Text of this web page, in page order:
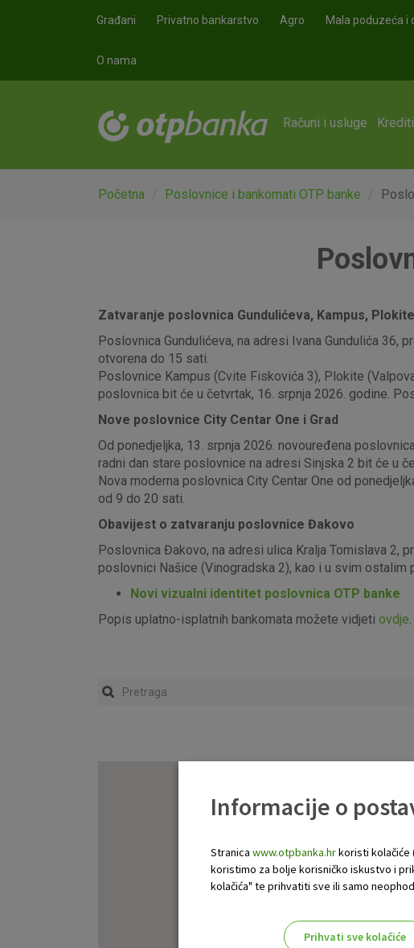
Građani Privatno bankarstvo Agro Mala poduzeća i
O nama
Računi i usluge Krediti
Početna Poslovnice i bankomati OTP banke
Zatvaranje poslovnica Gundulićeva, Kampus,
Poslovnica Gundulićeva, na adresi Ivana Gundulića 36,
otvorena do 15 sati.
Poslovnice Kampus (Cvite Fiskovića 3), Plokite
poslovnica bit će u četvrtak, 16. srpnja 2026. godine.
Nove poslovnice City Centar One i Grad
Od ponedjeljka, 13. srpnja 2026. novouređena
radni dan stare poslovnice na adresi Sinjska 2 bit će u
Nova moderna poslovnica City Centar One od
od 9 do 20 sati.
Obavijest o zatvaranju poslovnice Đakovo
Poslovnica Đakovo, na adresi ulica Kralja Tomislava 2,
poslovnici Našice (Vinogradska 2), kao i u svim ostalim
Novi vizualni identitet poslovnica OTP banke
Popis uplatno-isplatnih bankomata možete vidjeti ovdje.
Informacije o
Stranica www.otpbanka.hrkoristi kolačiće
koristimo za bolje korisničko iskustvo i
kolačića" te prihvatiti sve ili samo
Prihvati sve kolačiće